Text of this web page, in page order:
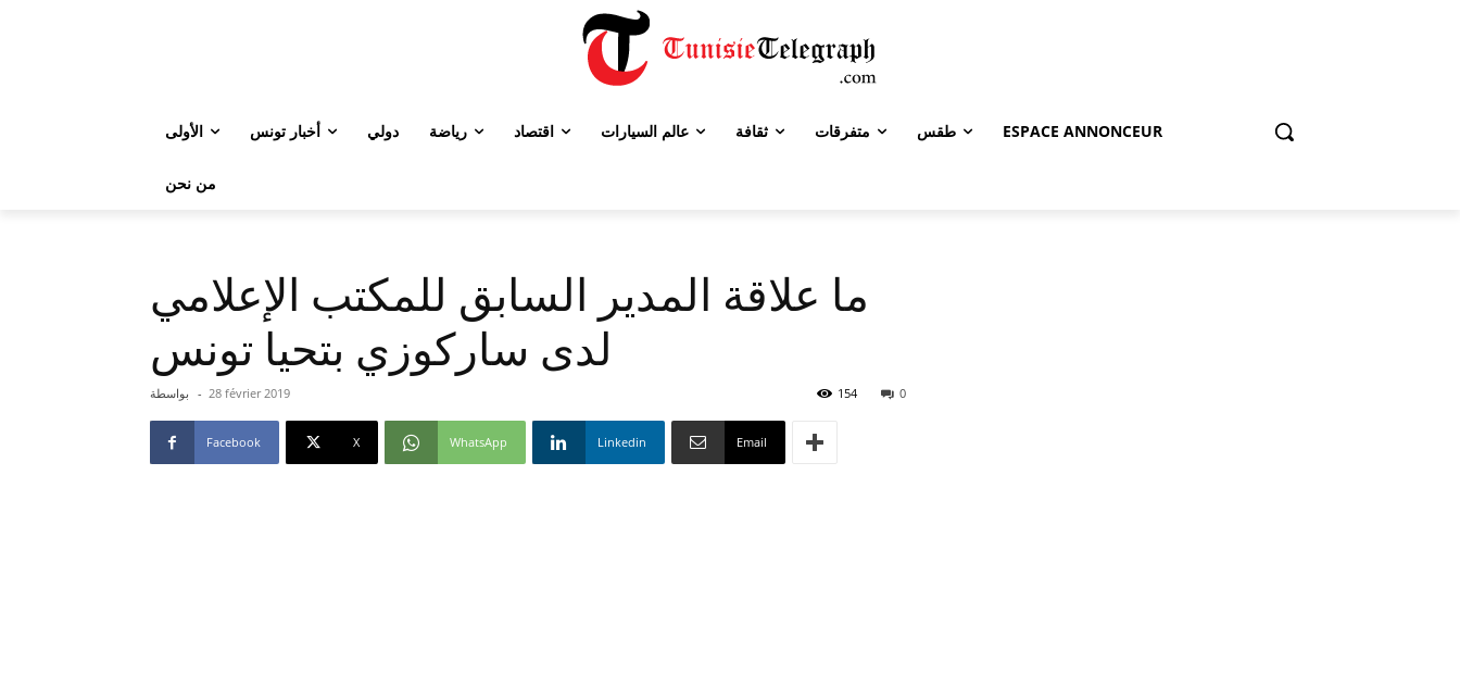
الأولى أخبار تونس دولي رياضة اقتصاد عالم السيارات ثقافة متفرقات طقس ESPACE ANNONCEUR
من نحن
ما علاقة المدير السابق للمكتب الإعلامي
لدى ساركوزي بتحيا تونس
بواسطة - 28 février 2019 0
154
Facebook X WhatsApp Linkedin Email